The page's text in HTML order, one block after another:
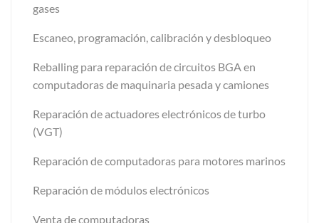
gases
Escaneo, programación, calibración y desbloqueo
Reballing para reparación de circuitos BGA en
computadoras de maquinaria pesada y camiones
Reparación de actuadores electrónicos de turbo
(VGT)
Reparación de computadoras para motores marinos
Reparación de módulos electrónicos
Venta de computadoras